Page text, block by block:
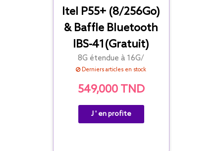
Itel P55+ (8/256Go)
& Baffle Bluetooth
IBS-41(Gratuit)
8G étendue à 16G/
Derniers articles en stock
549,000 TND
J ' en profite